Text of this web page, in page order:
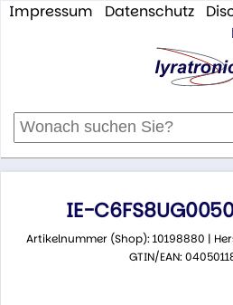
Impressum Datenschutz
IE-
Artikelnummer (Shop): 10198880 |
GTIN/EAN: